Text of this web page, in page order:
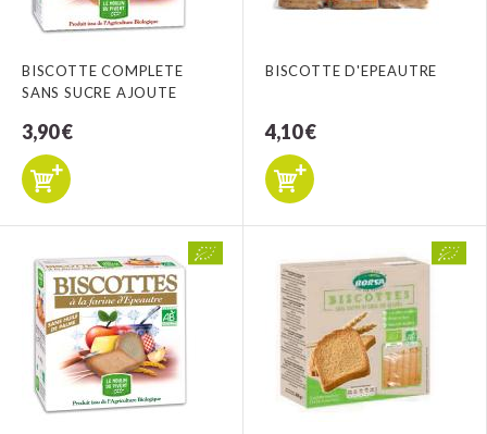
BISCOTTE COMPLETE
SANS SUCRE AJOUTE
3,90 €
BISCOTTE D'EPEAUTRE
4,10 €